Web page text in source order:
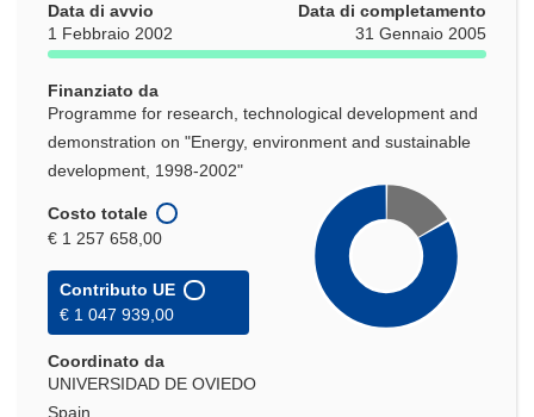
una
nuova
finestra)
Data di avvio
1 Febbraio 2002
Data di completamento
31 Gennaio 2005
Finanziato da
Programme for research, technological development and
demonstration on "Energy, environment and sustainable
development, 1998-2002"
Costo totale
€ 1 257 658,00
Contributo UE
€ 1 047 939,00
Coordinato da
UNIVERSIDAD DE OVIEDO
Spain